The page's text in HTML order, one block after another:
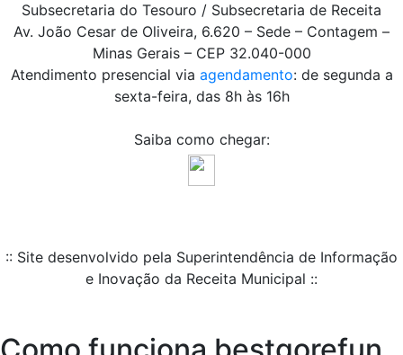
Subsecretaria do Tesouro / Subsecretaria de Receita
Av. João Cesar de Oliveira, 6.620 – Sede – Contagem –
Minas Gerais – CEP 32.040-000
Atendimento presencial via agendamento: de segunda a
sexta-feira, das 8h às 16h
Saiba como chegar:
:: Site desenvolvido pela Superintendência de Informação
e Inovação da Receita Municipal ::